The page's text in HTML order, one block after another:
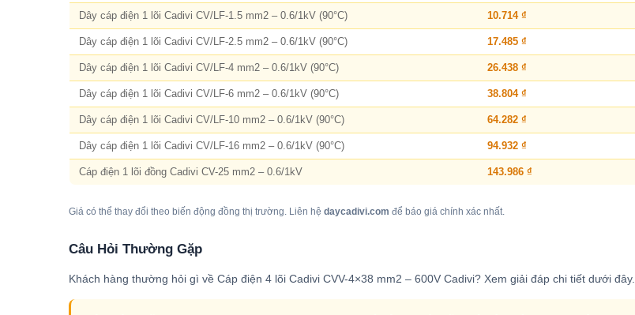
Dây cáp điện 1 lõi Cadivi CV/LF-1.5 mm2 – 0.6/1kV (90°C) 10.714 ₫
Dây cáp điện 1 lõi Cadivi CV/LF-2.5 mm2 – 0.6/1kV (90°C) 17.485 ₫
Dây cáp điện 1 lõi Cadivi CV/LF-4 mm2 – 0.6/1kV (90°C) 26.438 ₫
Dây cáp điện 1 lõi Cadivi CV/LF-6 mm2 – 0.6/1kV (90°C) 38.804 ₫
Dây cáp điện 1 lõi Cadivi CV/LF-10 mm2 – 0.6/1kV (90°C) 64.282 ₫
Dây cáp điện 1 lõi Cadivi CV/LF-16 mm2 – 0.6/1kV (90°C) 94.932 ₫
Cáp điện 1 lõi đồng Cadivi CV-25 mm2 – 0.6/1kV 143.986 ₫
Giá có thể thay đổi theo biến động đồng thị trường. Liên hệ daycadivi.com để báo giá chính xác nhất.
Câu Hỏi Thường Gặp
Khách hàng thường hỏi gì về Cáp điện 4 lõi Cadivi CVV-4×38 mm2 – 600V Cadivi? Xem giải đáp chi tiết dưới đây.